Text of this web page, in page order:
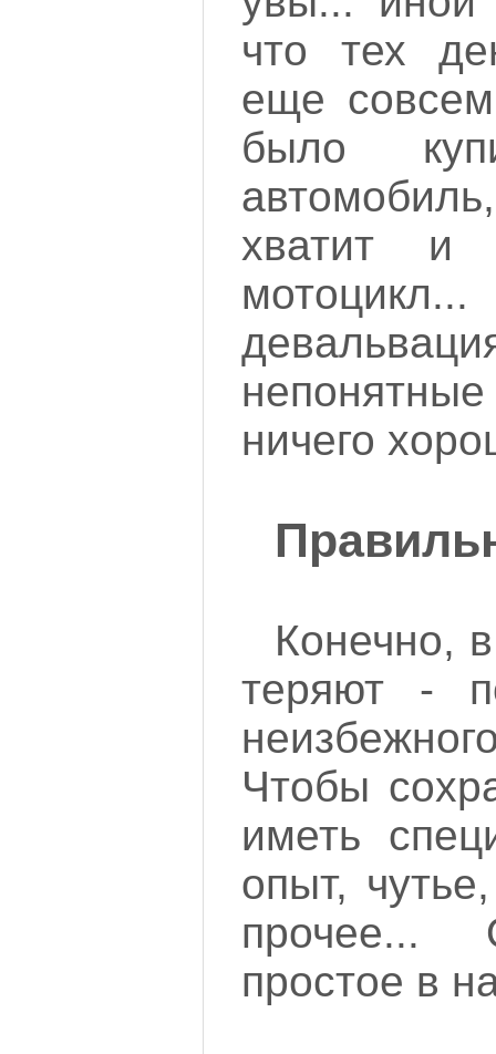
что тех
еще
было
хватит и
ничего
Конечно,
теряют -
Чтобы
иметь
опыт,
прочее...
простое в